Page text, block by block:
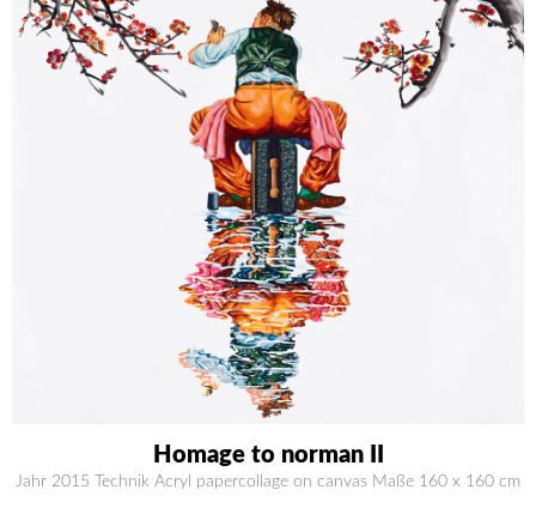
Homage to norman II
Jahr 2015 Technik Acryl papercollage on canvas Maße 160 x 160 cm